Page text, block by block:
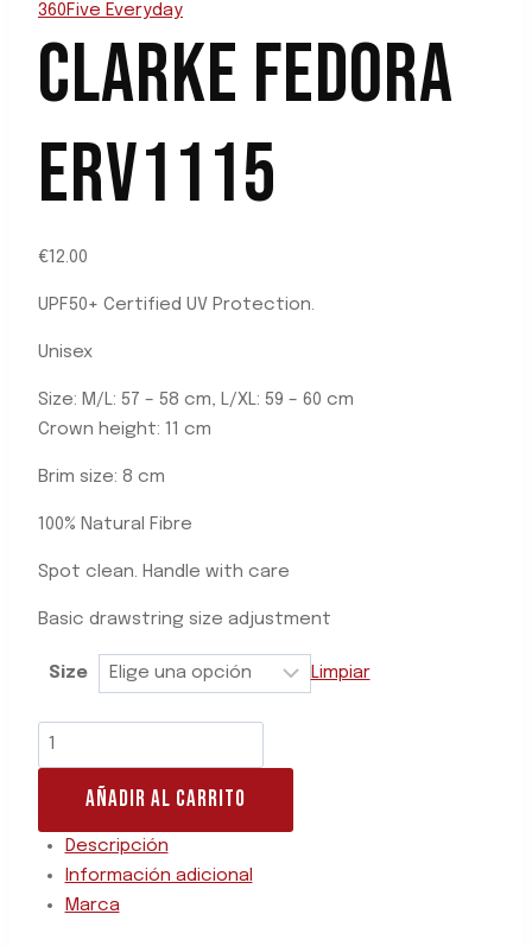
360Five Everyday
CLARKE FEDORA
ERV1115
€12.00
UPF50+ Certified UV Protection.
Unisex
Size: M/L: 57 – 58 cm, L/XL: 59 – 60 cm
Crown height: 11 cm
Brim size: 8 cm
100% Natural Fibre
Spot clean. Handle with care
Basic drawstring size adjustment
Size Limpiar
AÑADIR AL CARRITO
Descripción
Información adicional
Marca